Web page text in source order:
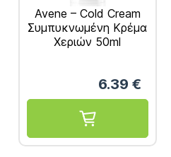
Avene – Cold Cream
Συμπυκνωμένη Κρέμα
Χεριών 50ml
6.39 €